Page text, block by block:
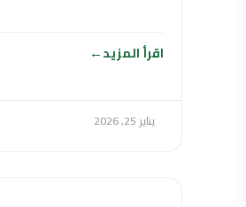
اقرأ المزيد
يناير 25, 2026